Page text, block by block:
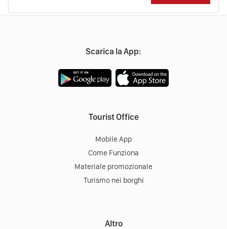
Scarica la App:
Tourist Office
Mobile App
Come Funziona
Materiale promozionale
Turismo nei borghi
Altro